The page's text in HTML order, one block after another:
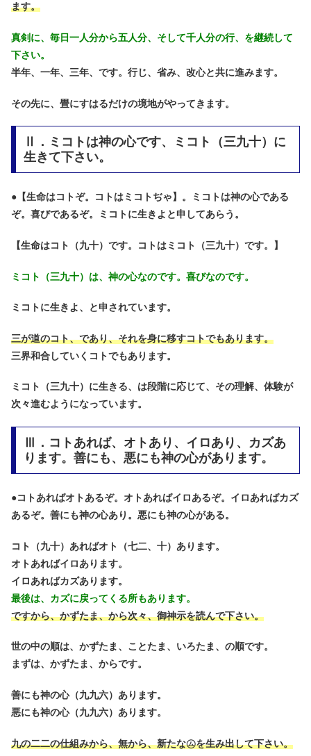
ます。
真剣に、毎日一人分から五人分、そして千人分の行、を継続して
下さい。
半年、一年、三年、です。行じ、省み、改心と共に進みます。
その先に、畳にすはるだけの境地がやってきます。
Ⅱ．ミコトは神の心です、ミコト（三九十）に
生きて下さい。
● 【生命はコトぞ。コトはミコトぢゃ】。ミコトは神の心である
ぞ。喜びであるぞ。ミコトに生きよと申してあらう。
【生命はコト（九十）です。コトはミコト（三九十）です。】
ミコト（三九十）は、神の心なのです。喜びなのです。
ミコトに生きよ、と申されています。
三が道のコト、であり、それを身に移すコトでもあります。
三界和合していくコトでもあります。
ミコト（三九十）に生きる、は段階に応じて、その理解、体験が
次々進むようになっています。
Ⅲ．コトあれば、オトあり、イロあり、カズあ
ります。善にも、悪にも神の心があります。
●コトあればオトあるぞ。オトあればイロあるぞ。イロあればカズ
あるぞ。善にも神の心あり。悪にも神の心がある。
コト（九十）あればオト（七二、十）あります。
オトあればイロあります。
イロあればカズあります。
最後は、カズに戻ってくる所もあります。
ですから、かずたま、から次々、御神示を読んで下さい。
世の中の順は、かずたま、ことたま、いろたま、の順です。
まずは、かずたま、からです。
善にも神の心（九九六）あります。
悪にも神の心（九九六）あります。
九の二二の仕組みから、無から、新たな㋰を生み出して下さい。